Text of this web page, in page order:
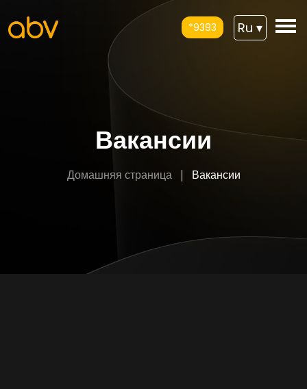
*9393 Ru ▾
Вакансии
Домашняя страница Вакансии